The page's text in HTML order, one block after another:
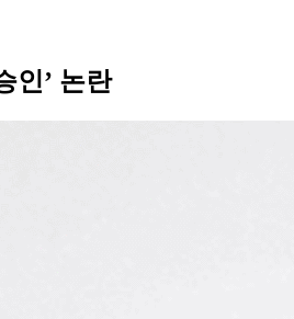
인’ 논란